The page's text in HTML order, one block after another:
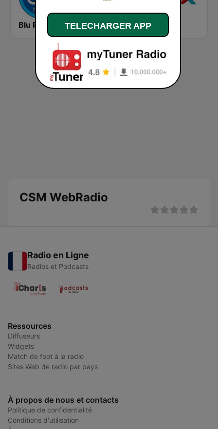
Blu Radio RSN 927 AM
CSM WebRadio
Radio en Ligne
Radios et Podcasts
Ressources
Diffuseurs
Widgets
Match de foot à la radio
Sites Web de radio par pays
À propos de nous et contacts
Politique de confidentialité
Conditions d'utilisation
TELECHARGER APP